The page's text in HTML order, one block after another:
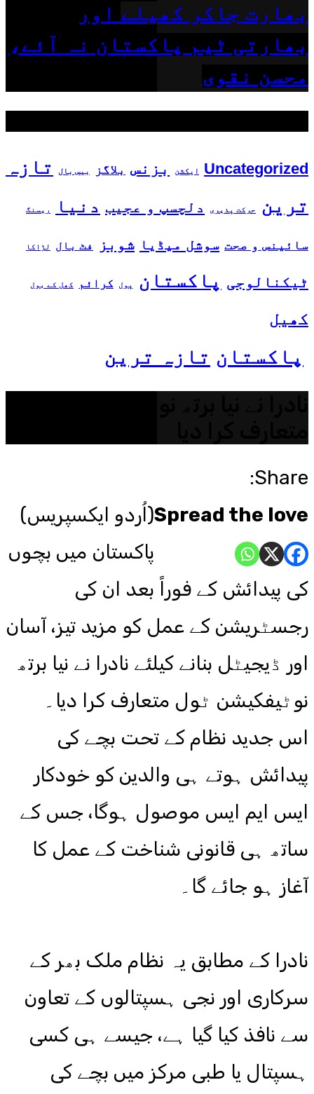
بھارت جاکر کھیلے اور
بھارتی ٹیم پاکستان نہ آئے،
محسن نقوی
Uncategorized ایکشن بزنس بلاگز بیس بال
تازہ
ترین
حرکت پذیری دلچسپ و عجیب دنیا ریسنگ
سائینس و صحت سوشل میڈیا شوبز فٹ بال لڑاکا
ٹیکنالوجی پاکستان پول کرائم کھل کے بول
کھیل
پاکستان تازہ ترین
Share:
Spread the love(اُردو ایکسپریس)
پاکستان میں بچوں
کی پیدائش کے فوراً بعد ان کی
رجسٹریشن کے عمل کو مزید تیز، آسان
اور ڈیجیٹل بنانے کیلئے نادرا نے نیا برتھ
نوٹیفکیشن ٹول متعارف کرا دیا۔
اس جدید نظام کے تحت بچے کی
پیدائش ہوتے ہی والدین کو خودکار
ایس ایم ایس موصول ہوگا، جس کے
ساتھ ہی قانونی شناخت کے عمل کا
آغاز ہو جائے گا۔
نادرا کے مطابق یہ نظام ملک بھر کے
سرکاری اور نجی ہسپتالوں کے تعاون
سے نافذ کیا گیا ہے، جیسے ہی کسی
ہسپتال یا طبی مرکز میں بچے کی